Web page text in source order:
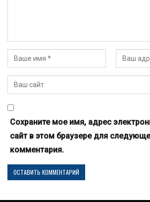
Сохраните мое имя, адрес
сайт в этом браузере для
комментария.